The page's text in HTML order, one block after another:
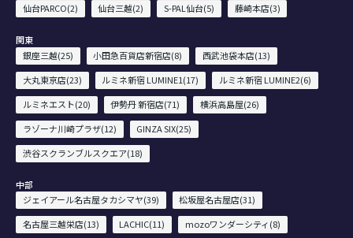
仙台PARCO(2)
仙台三越(2) S-PAL仙台(5) 藤崎本店(3)
関東
銀座三越(25)
小田急百貨店新宿店(8)
西武池袋本店(13)
大丸東京店(23)
ルミネ新宿 LUMINE1(17)
ルミネ新宿 LUMINE2(6)
ルミネエスト(20)
伊勢丹 新宿店(71)
横浜高島屋(26)
ラゾーナ川崎プラザ(12)
GINZA SIX(25)
渋谷スクランブルスクエア(18)
中部
ジェイアール名古屋タカシマヤ(39)
松坂屋名古屋店(31)
名古屋三越栄店(13)
LACHIC(11)
mozoワンダーシティ(8)